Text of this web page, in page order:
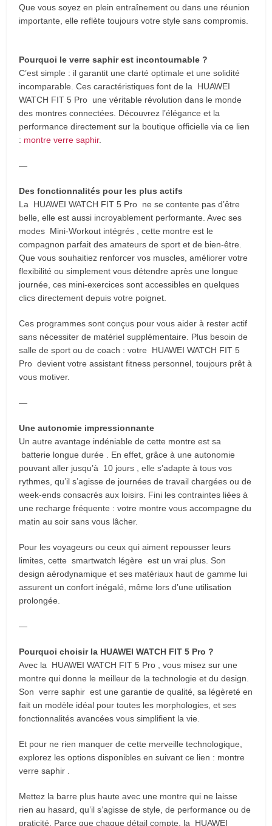
Que vous soyez en plein entraînement ou dans une réunion
importante, elle reflète toujours votre style sans compromis.
Pourquoi le verre saphir est incontournable ?
C’est simple : il garantit une clarté optimale et une solidité
incomparable. Ces caractéristiques font de la HUAWEI
WATCH FIT 5 Pro une véritable révolution dans le monde
des montres connectées. Découvrez l’élégance et la
performance directement sur la boutique officielle via ce lien
: montre verre saphir.
—
Des fonctionnalités pour les plus actifs
La HUAWEI WATCH FIT 5 Pro ne se contente pas d’être
belle, elle est aussi incroyablement performante. Avec ses
modes Mini-Workout intégrés , cette montre est le
compagnon parfait des amateurs de sport et de bien-être.
Que vous souhaitiez renforcer vos muscles, améliorer votre
flexibilité ou simplement vous détendre après une longue
journée, ces mini-exercices sont accessibles en quelques
clics directement depuis votre poignet.
Ces programmes sont conçus pour vous aider à rester actif
sans nécessiter de matériel supplémentaire. Plus besoin de
salle de sport ou de coach : votre HUAWEI WATCH FIT 5
Pro devient votre assistant fitness personnel, toujours prêt à
vous motiver.
—
Une autonomie impressionnante
Un autre avantage indéniable de cette montre est sa
batterie longue durée . En effet, grâce à une autonomie
pouvant aller jusqu’à 10 jours , elle s’adapte à tous vos
rythmes, qu’il s’agisse de journées de travail chargées ou de
week-ends consacrés aux loisirs. Fini les contraintes liées à
une recharge fréquente : votre montre vous accompagne du
matin au soir sans vous lâcher.
Pour les voyageurs ou ceux qui aiment repousser leurs
limites, cette smartwatch légère est un vrai plus. Son
design aérodynamique et ses matériaux haut de gamme lui
assurent un confort inégalé, même lors d’une utilisation
prolongée.
—
Pourquoi choisir la HUAWEI WATCH FIT 5 Pro ?
Avec la HUAWEI WATCH FIT 5 Pro , vous misez sur une
montre qui donne le meilleur de la technologie et du design.
Son verre saphir est une garantie de qualité, sa légèreté en
fait un modèle idéal pour toutes les morphologies, et ses
fonctionnalités avancées vous simplifient la vie.
Et pour ne rien manquer de cette merveille technologique,
explorez les options disponibles en suivant ce lien : montre
verre saphir .
Mettez la barre plus haute avec une montre qui ne laisse
rien au hasard, qu’il s’agisse de style, de performance ou de
praticité. Parce que chaque détail compte, la HUAWEI